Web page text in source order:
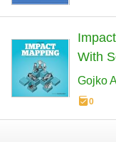
With
Gojko
0